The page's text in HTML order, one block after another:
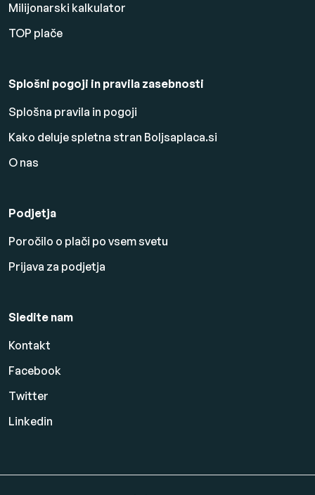
Milijonarski kalkulator
TOP plače
Splošni pogoji in pravila zasebnosti
Splošna pravila in pogoji
Kako deluje spletna stran Boljsaplaca.si
O nas
Podjetja
Poročilo o plači po vsem svetu
Prijava za podjetja
Sledite nam
Kontakt
Facebook
Twitter
Linkedin